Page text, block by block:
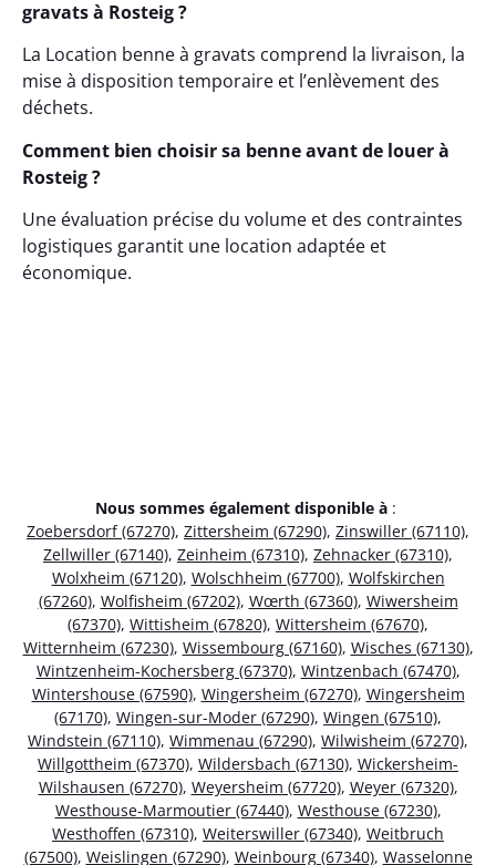
gravats à Rosteig ?
La Location benne à gravats comprend la livraison, la
mise à disposition temporaire et l’enlèvement des
déchets.
Comment bien choisir sa benne avant de louer à
Rosteig ?
Une évaluation précise du volume et des contraintes
logistiques garantit une location adaptée et
économique.
Nous sommes également disponible à :
Zoebersdorf (67270), Zittersheim (67290), Zinswiller (67110),
Zellwiller (67140), Zeinheim (67310), Zehnacker (67310),
Wolxheim (67120), Wolschheim (67700), Wolfskirchen
(67260), Wolfisheim (67202), Wœrth (67360), Wiwersheim
(67370), Wittisheim (67820), Wittersheim (67670),
Witternheim (67230), Wissembourg (67160), Wisches (67130),
Wintzenheim-Kochersberg (67370), Wintzenbach (67470),
Wintershouse (67590), Wingersheim (67270), Wingersheim
(67170), Wingen-sur-Moder (67290), Wingen (67510),
Windstein (67110), Wimmenau (67290), Wilwisheim (67270),
Willgottheim (67370), Wildersbach (67130), Wickersheim-
Wilshausen (67270), Weyersheim (67720), Weyer (67320),
Westhouse-Marmoutier (67440), Westhouse (67230),
Westhoffen (67310), Weiterswiller (67340), Weitbruch
(67500), Weislingen (67290), Weinbourg (67340), Wasselonne